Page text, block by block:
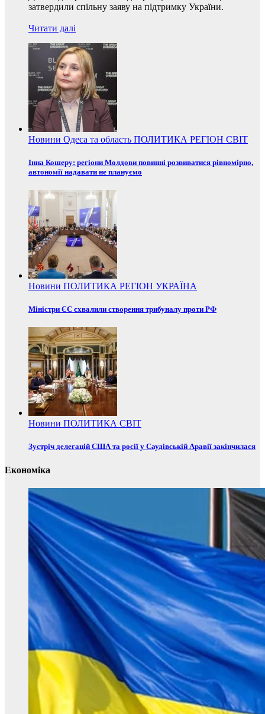
затвердили спільну заяву на підтримку України.
Читати далі
Новини Одеса та область ПОЛИТИКА РЕГІОН СВІТ
Інна Кошеру: регіони Молдови повинні розвиватися рівномірно,
автономії надавати не плануємо
Новини ПОЛИТИКА РЕГІОН УКРАЇНА
Міністри ЄС схвалили створення трибуналу проти РФ
Новини ПОЛИТИКА СВІТ
Зустріч делегацій США та росії у Саудівській Аравії закінчилася
Економіка